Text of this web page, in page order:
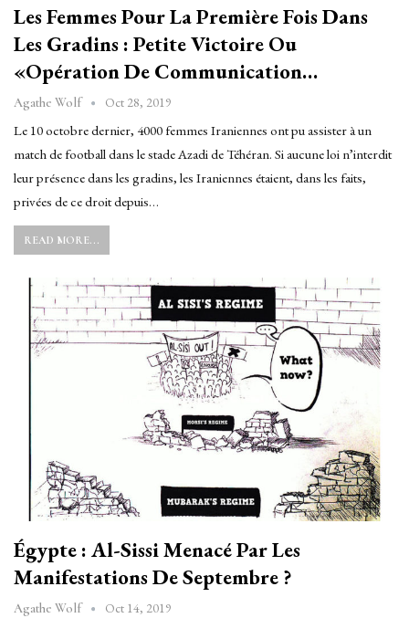
Les Femmes Pour La Première Fois Dans
Les Gradins : Petite Victoire Ou
«opération De Communication…
Agathe Wolf Oct 28, 2019
Le 10 octobre dernier, 4000 femmes Iraniennes ont pu assister à un
match de football dans le stade Azadi de Téhéran. Si aucune loi n’interdit
leur présence dans les gradins, les Iraniennes étaient, dans les faits,
privées de ce droit depuis…
READ MORE...
Égypte : Al-Sissi Menacé Par Les
Manifestations De Septembre ?
Agathe Wolf Oct 14, 2019